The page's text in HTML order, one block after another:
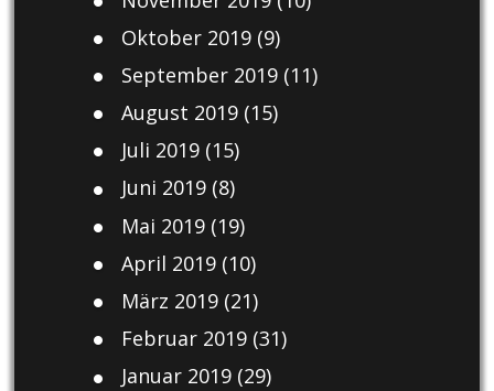
Oktober 2019(9)
September 2019(11)
August 2019(15)
Juli 2019(15)
Juni 2019(8)
Mai 2019(19)
April 2019(10)
März 2019(21)
Februar 2019(31)
Januar 2019(29)